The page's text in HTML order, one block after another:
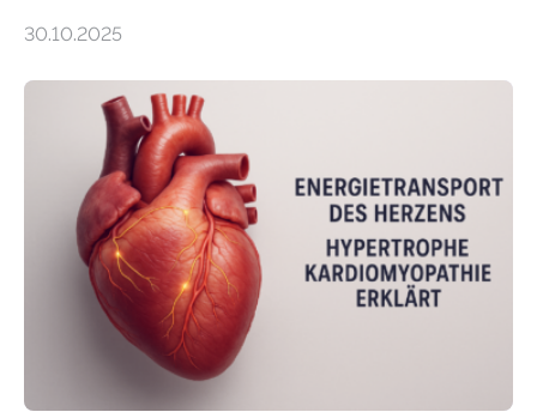
behandelt werden kann. In ihrer aktuellen Studie,
Oncology, zeigen die Forschenden, dass Mini-Tumore
aus Gewebe von Patientinnen und Patienten –
sogenannte Organoide – genutzt werden können, um
vorab zu prüfen, welche Medikamente am besten
wirken. Dabei wurde ein Eiweiß identifiziert, das künftig
als Biomarker für die Wahl der passenden Therapie
dienen könnte. Darmkrebs zählt weltweit zu den
häufigsten Krebsarten und stellt…
30.10.2025